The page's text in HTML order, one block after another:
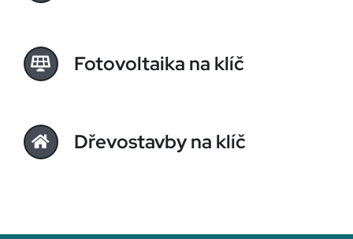
Fotovoltaika na klíč
Dřevostavby na klíč